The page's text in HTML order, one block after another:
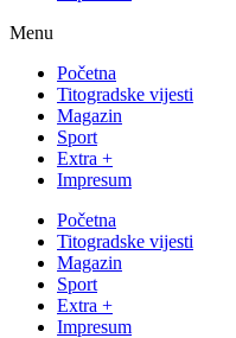
Menu
Početna
Titogradske vijesti
Magazin
Sport
Extra +
Impresum
Početna
Titogradske vijesti
Magazin
Sport
Extra +
Impresum